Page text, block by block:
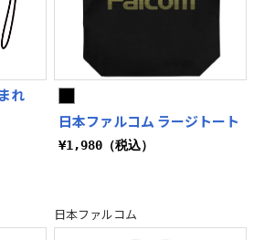
れ
日本ファルコム ラージトート
¥1,980（税込）
日本ファルコム